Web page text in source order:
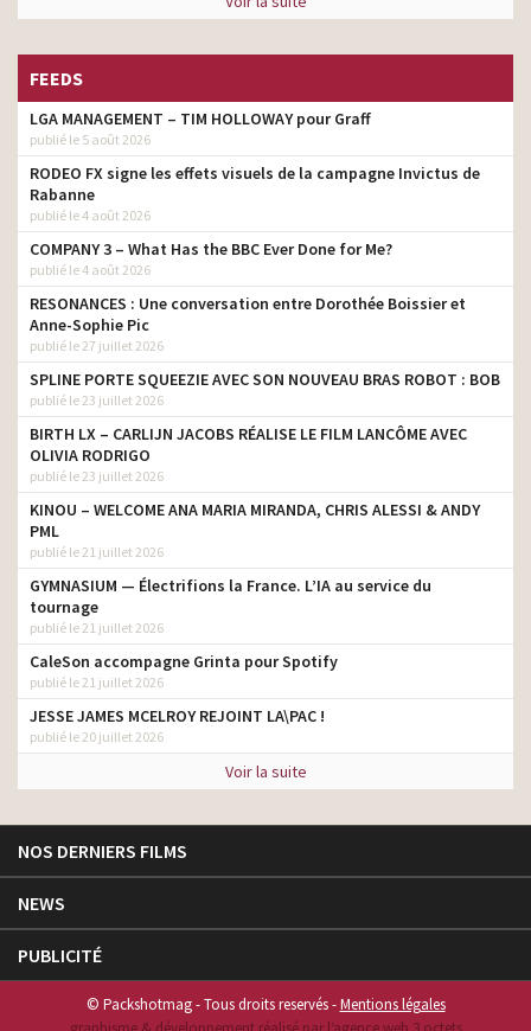
FEEDS
LGA MANAGEMENT – TIM HOLLOWAY pour Graff
publié le 5 août 2026
RODEO FX signe les effets visuels de la campagne Invictus de
Rabanne
publié le 4 août 2026
COMPANY 3 – What Has the BBC Ever Done for Me?
publié le 4 août 2026
RESONANCES : Une conversation entre Dorothée Boissier et
Anne-Sophie Pic
publié le 27 juillet 2026
SPLINE PORTE SQUEEZIE AVEC SON NOUVEAU BRAS ROBOT : BOB
publié le 23 juillet 2026
BIRTH LX – CARLIJN JACOBS RÉALISE LE FILM LANCÔME AVEC
OLIVIA RODRIGO
publié le 23 juillet 2026
KINOU – WELCOME ANA MARIA MIRANDA, CHRIS ALESSI & ANDY
PML
publié le 21 juillet 2026
GYMNASIUM — Électrifions la France. L’IA au service du
tournage
publié le 21 juillet 2026
CaleSon accompagne Grinta pour Spotify
publié le 21 juillet 2026
JESSE JAMES MCELROY REJOINT LA\PAC !
publié le 20 juillet 2026
Voir la suite
NOS DERNIERS FILMS
NEWS
PUBLICITÉ
© Packshotmag - Tous droits reservés -Mentions légales